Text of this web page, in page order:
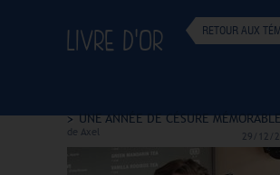
RETOUR AUX
LIVRE D'OR
UNE ANNÉE DE CÉSURE
de Axel 29/12/